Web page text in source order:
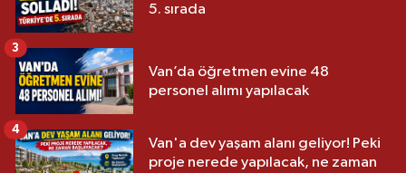
5. sırada
Van’da öğretmen evine 48
personel alımı yapılacak
3
Van'a dev yaşam alanı geliyor! Peki
proje nerede yapılacak, ne zaman
4